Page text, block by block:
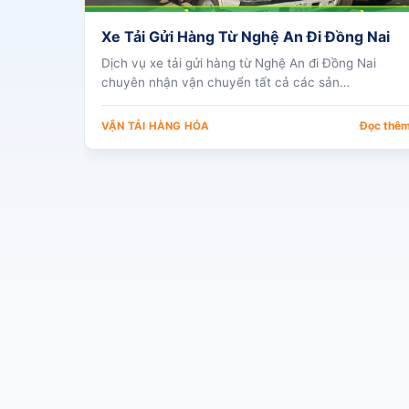
Xe Tải Gửi Hàng Từ Nghệ An Đi Đồng Nai
Dịch vụ xe tải gửi hàng từ Nghệ An đi Đồng Nai
chuyên nhận vận chuyển tất cả các sản…
VẬN TẢI HÀNG HÓA Đọc